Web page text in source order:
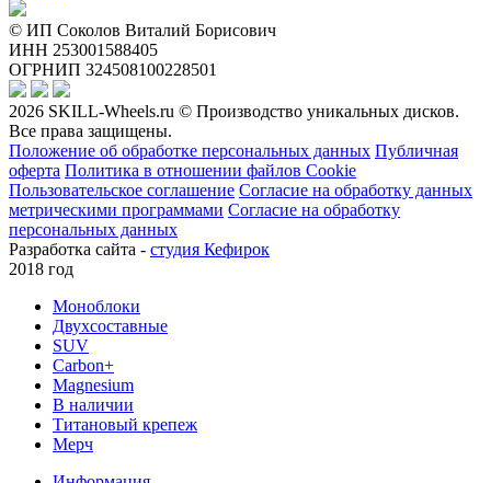
© ИП Соколов Виталий Борисович
ИНН 253001588405
ОГРНИП 324508100228501
2026 SKILL-Wheels.ru © Производство уникальных дисков.
Все права защищены.
Положение об обработке персональных данных Публичная
оферта Политика в отношении файлов Cookie
Пользовательское соглашение Согласие на обработку данных
метрическими программами Согласие на обработку
персональных данных
Разработка сайта - студия Кефирок
2018 год
Моноблоки
Двухсоставные
SUV
Carbon+
Magnesium
В наличии
Титановый крепеж
Мерч